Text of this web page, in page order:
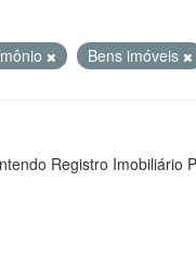
Bens imóveis
Registro Imobiliário